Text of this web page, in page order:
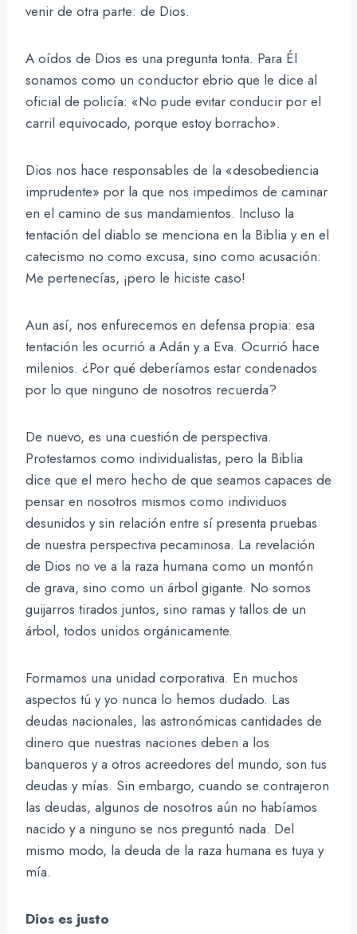
venir de otra parte: de Dios.
A oídos de Dios es una pregunta tonta. Para Él
sonamos como un conductor ebrio que le dice al
oficial de policía: «No pude evitar conducir por el
carril equivocado, porque estoy borracho».
Dios nos hace responsables de la «desobediencia
imprudente» por la que nos impedimos de caminar
en el camino de sus mandamientos. Incluso la
tentación del diablo se menciona en la Biblia y en el
catecismo no como excusa, sino como acusación:
Me pertenecías, ¡pero le hiciste caso!
Aun así, nos enfurecemos en defensa propia: esa
tentación les ocurrió a Adán y a Eva. Ocurrió hace
milenios. ¿Por qué deberíamos estar condenados
por lo que ninguno de nosotros recuerda?
De nuevo, es una cuestión de perspectiva.
Protestamos como individualistas, pero la Biblia
dice que el mero hecho de que seamos capaces de
pensar en nosotros mismos como individuos
desunidos y sin relación entre sí presenta pruebas
de nuestra perspectiva pecaminosa. La revelación
de Dios no ve a la raza humana como un montón
de grava, sino como un árbol gigante. No somos
guijarros tirados juntos, sino ramas y tallos de un
árbol, todos unidos orgánicamente.
Formamos una unidad corporativa. En muchos
aspectos tú y yo nunca lo hemos dudado. Las
deudas nacionales, las astronómicas cantidades de
dinero que nuestras naciones deben a los
banqueros y a otros acreedores del mundo, son tus
deudas y mías. Sin embargo, cuando se contrajeron
las deudas, algunos de nosotros aún no habíamos
nacido y a ninguno se nos preguntó nada. Del
mismo modo, la deuda de la raza humana es tuya y
mía.
Dios es justo